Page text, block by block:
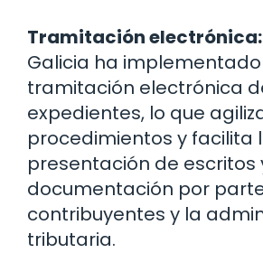
Tramitación electrónica:
Galicia ha
tramitación electrónica
expedientes, lo que
procedimientos y facilita
presentación de escritos
documentación por
contribuyentes y la
tributaria.